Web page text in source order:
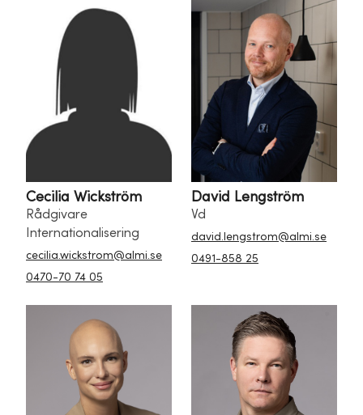
Cecilia Wickström
Rådgivare
Internationalisering
cecilia.wickstrom@almi.se
0470-70 74 05
David Lengström
Vd
david.lengstrom@almi.se
0491-858 25